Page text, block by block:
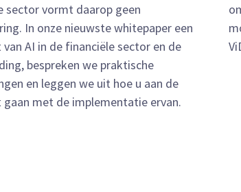
sector vormt daarop geen
In onze nieuwste whitepaper een
AI in de financiële sector en de
bespreken we praktische
en leggen we uit hoe u aan de
gaan met de implementatie ervan.